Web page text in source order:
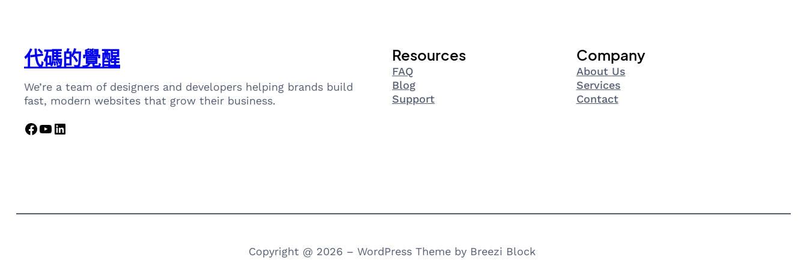
代碼的覺醒
We’re a team of designers and developers helping brands build
fast, modern websites that grow their business.
Facebook YouTube LinkedIn
Resources
FAQ
Blog
Support
Company
About Us
Services
Contact
Copyright @ 2026 – WordPress Theme by Breezi Block